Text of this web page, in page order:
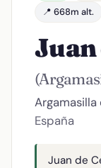
📍 668m alt.
Juan
España
Juan de